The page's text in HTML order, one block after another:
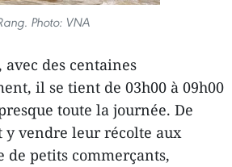
Photo: VNA
des centaines
il se tient de 03h00 à 09h00
toute la journée. De
y vendre leur récolte aux
de petits commerçants,